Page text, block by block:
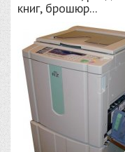
книг, брошюр...